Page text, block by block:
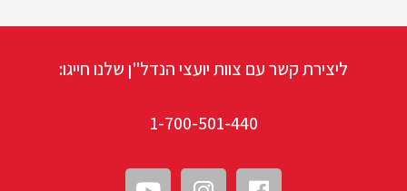
ליצירת קשר עם צוות יועצי הנדל"ן שלנו חייגו:
1-700-501-440